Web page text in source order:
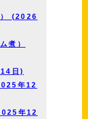
） (2026
煮）
日)
年12
年12